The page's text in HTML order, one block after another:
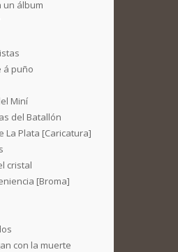
un álbum
á puño
Miní
del Batallón
La Plata [Caricatura]
cristal
[Broma]
con la muerte